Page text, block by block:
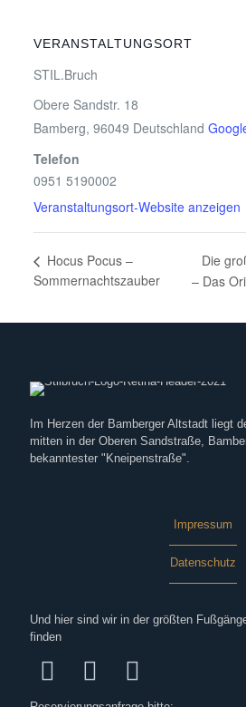
VERANSTALTUNGSORT
STIL.Bruch
Obere Sandstr. 18
Bamberg, 96049 Deutschland
Telefon
0951 5190002
Veranstaltungsort-Website anzeigen
Hocus Pocus –
Sommernachtszauber
Die
– Das
Im Herzen der Bamberger Altstadt liegt
mitten in der Oberen Sandstraße,
bekanntester "Kneipenstraße".
Impressum
Datenschutz
Und hier sind wir in der größten
finden